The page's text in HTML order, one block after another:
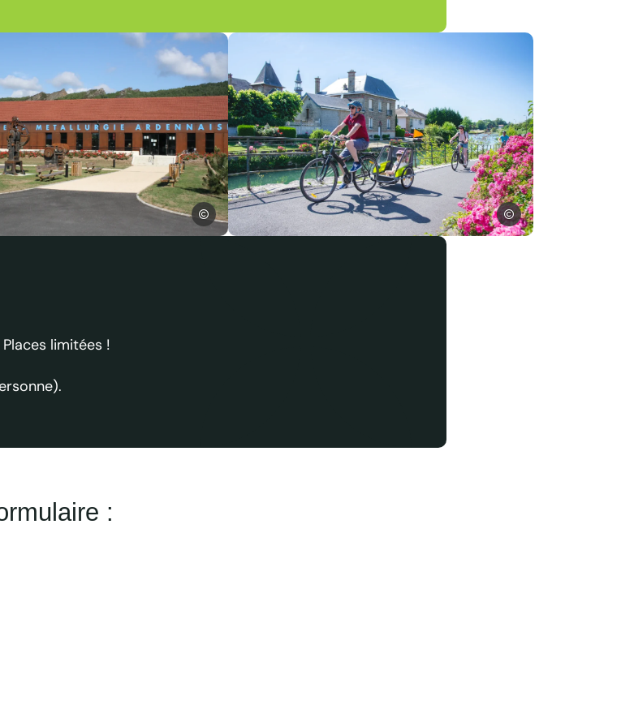
métallurgie à Bogny-sur-Meuse dans les Ardennes, © CDT-JH
CDT-JH
Cyclotourisme dans les Ardennes, © Pierre Defontaine
Pierre Defontaine
Places limitées !
: